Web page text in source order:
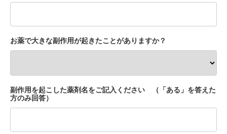
お薬で大きな副作用が起きたことがありますか？
副作用を起こした薬剤名をご記入ください （「ある」を答えた
方のみ回答）